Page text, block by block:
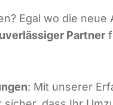
Egal wo die neue
Partner
: Mit unserer